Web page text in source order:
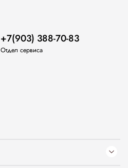
+7(903) 388-70-83
Отдел сервиса